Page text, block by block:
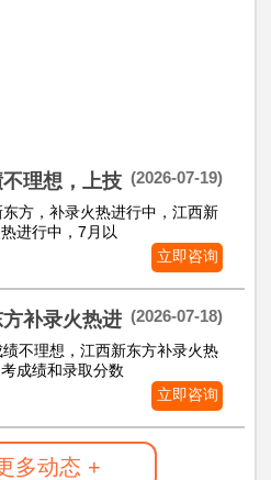
理想，上技 (2026-07-19)
方，补录火热进行中，江西新
进行中，7月以
立即咨询
补录火热进 (2026-07-18)
不理想，江西新东方补录火热
成绩和录取分数
立即咨询
多动态 +